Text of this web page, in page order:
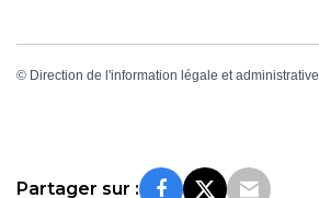
© Direction de l'information légale et administrative
Partager sur :